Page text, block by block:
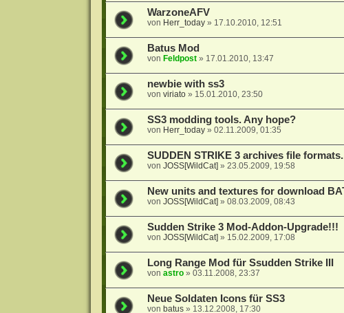
WarzoneAFV
von Herr_today» 17.10.2010, 12:51
Batus Mod
von Feldpost» 17.01.2010, 13:47
newbie with ss3
von viriato» 15.01.2010, 23:50
SS3 modding tools. Any hope?
von Herr_today» 02.11.2009, 01:35
SUDDEN STRIKE 3 archives file
von JOSS[WildCat] » 23.05.2009, 19:58
New units and textures for download
von JOSS[WildCat] » 08.03.2009, 08:43
Sudden Strike 3 Mod-Addon-Upgrade!!!
von JOSS[WildCat] » 15.02.2009, 17:08
Long Range Mod für Ssudden Strike III
von astro» 03.11.2008, 23:37
Neue Soldaten Icons für SS3
von batus» 13.12.2008, 17:30